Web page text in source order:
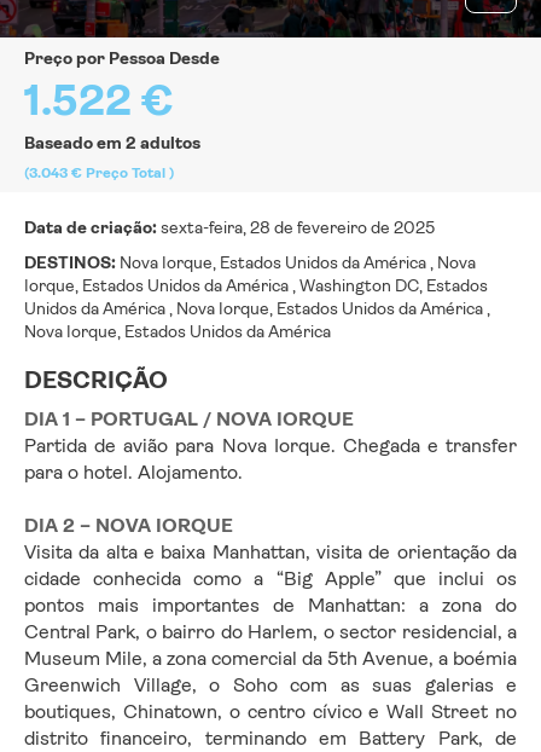
Preço por Pessoa Desde
1.522 €
Baseado em 2 adultos
(3.043 € Preço Total )
Data de criação:sexta-feira, 28 de fevereiro de 2025
DESTINOS: Nova Iorque, Estados Unidos da América , Nova
Iorque, Estados Unidos da América , Washington DC, Estados
Unidos da América , Nova Iorque, Estados Unidos da América ,
Nova Iorque, Estados Unidos da América
DESCRIÇÃO
DIA 1 – PORTUGAL / NOVA IORQUE
Partida de avião para Nova Iorque. Chegada e transfer
para o hotel. Alojamento.
DIA 2 – NOVA IORQUE
Visita da alta e baixa Manhattan, visita de orientação da
cidade conhecida como a “Big Apple” que inclui os
pontos mais importantes de Manhattan: a zona do
Central Park, o bairro do Harlem, o sector residencial, a
Museum Mile, a zona comercial da 5th Avenue, a boémia
Greenwich Village, o Soho com as suas galerias e
boutiques, Chinatown, o centro cívico e Wall Street no
distrito financeiro, terminando em Battery Park, de